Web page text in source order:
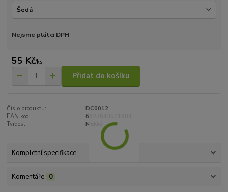
Nejsme plátci DPH
55 Kč/ks
Přidat do košíku
Číslo produktu:
DC0012
EAN kód:
6927643511684
Tvrdost:
Měkký
Kompletní specifikace
Komentáře 0